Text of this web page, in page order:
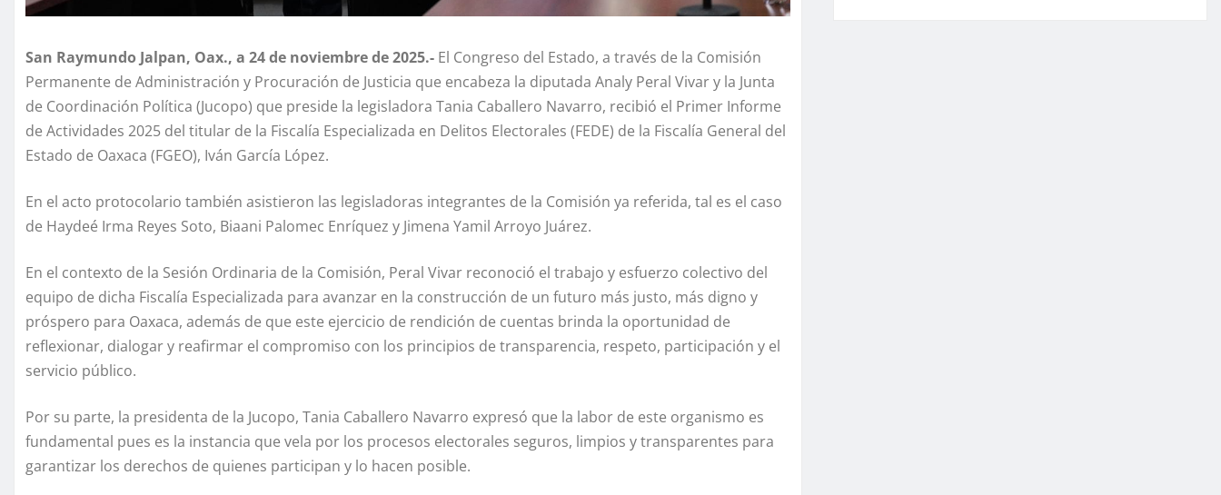
San Raymundo Jalpan, Oax., a 24 de noviembre de 2025.- El Congreso del Estado, a través de la Comisión
Permanente de Administración y Procuración de Justicia que encabeza la diputada Analy Peral Vivar y la Junta
de Coordinación Política (Jucopo) que preside la legisladora Tania Caballero Navarro, recibió el Primer Informe
de Actividades 2025 del titular de la Fiscalía Especializada en Delitos Electorales (FEDE) de la Fiscalía General del
Estado de Oaxaca (FGEO), Iván García López.
En el acto protocolario también asistieron las legisladoras integrantes de la Comisión ya referida, tal es el caso
de Haydeé Irma Reyes Soto, Biaani Palomec Enríquez y Jimena Yamil Arroyo Juárez.
En el contexto de la Sesión Ordinaria de la Comisión, Peral Vivar reconoció el trabajo y esfuerzo colectivo del
equipo de dicha Fiscalía Especializada para avanzar en la construcción de un futuro más justo, más digno y
próspero para Oaxaca, además de que este ejercicio de rendición de cuentas brinda la oportunidad de
reflexionar, dialogar y reafirmar el compromiso con los principios de transparencia, respeto, participación y el
servicio público.
Por su parte, la presidenta de la Jucopo, Tania Caballero Navarro expresó que la labor de este organismo es
fundamental pues es la instancia que vela por los procesos electorales seguros, limpios y transparentes para
garantizar los derechos de quienes participan y lo hacen posible.